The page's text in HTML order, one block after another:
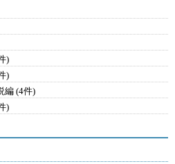
)
)
編 (4件)
)